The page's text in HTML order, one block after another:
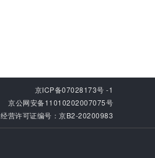
京ICP备07028173号 -1
京公网安备11010202007075号
经营许可证编号：京B2-20200983